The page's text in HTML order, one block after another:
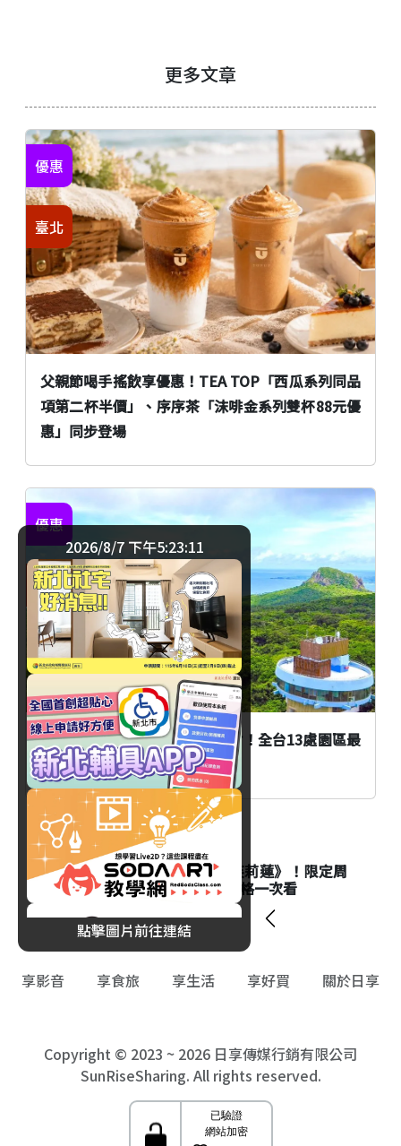
更多文章
父親節喝手搖飲享優惠！TEA TOP「西瓜系列同品
項第二杯半價」、序序茶「沫啡金系列雙杯88元優
惠」同步登場
優惠
臺北
國家森林遊樂區門票支援全支付！全台13處園區最
高10%回饋一次看
優惠
臺北
消費
八色烤肉mini聯名《葬送的芙莉蓮》！限定周
邊加價購活動時間、品項與價格一次看
2026/8/7 下午5:23:11
點擊圖片前往連結
享影音 享食旅 享生活 享好買 關於日享
Copyright © 2023 ~ 2026 日享傳媒行銷有限公司
SunRiseSharing. All rights reserved.